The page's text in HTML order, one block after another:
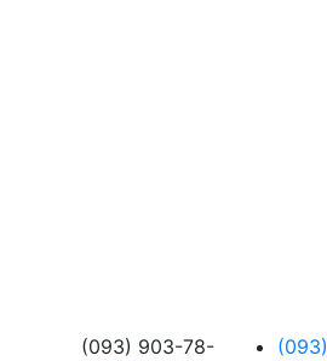
(093) 903-78-
(093)